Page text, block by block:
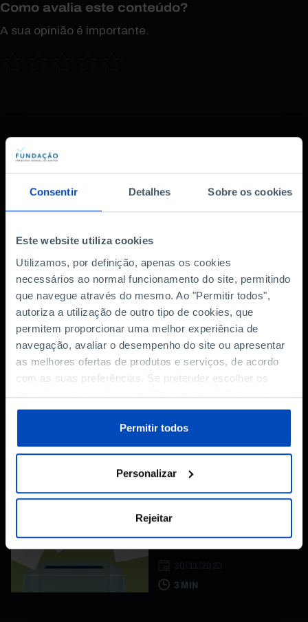
Consentir Detalhes Sobre os cookies
Este website utiliza cookies
Utilizamos, por definição, apenas os cookies
necessários ao normal funcionamento do site, permitindo
que navegue através do mesmo. Ao "Permitir todos",
autoriza a utilização de outro tipo de cookies, que
permitem proporcionar uma melhor experiência de
navegação, avaliar o desempenho do site ou apresentar
as melhores ofertas de produtos e serviços, de acordo
com as suas preferências. Se pretender escolher os
tipos de cookies, clique em "Personalizar". Saiba mais
sobre cookies através da gestão de preferências ou da
Política de Cookies.
Permitir todos
Personalizar
Rejeitar
Como avalia este conteúdo?
A sua opinião é importante.
Também lhe pode interessar
Democracia e
Igualdade de Género
DOCUMENTÁRIO
E depois da revolução:
25/03/2024
23 MIN
pessoas se abstêm em
Portugal?
3 MIN